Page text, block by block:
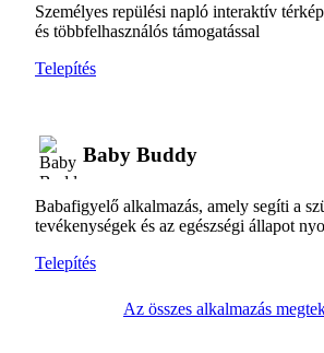
Személyes repülési napló interaktív
és többfelhasználós támogatással
Telepítés
Baby Buddy
Babafigyelő alkalmazás, amely segíti a
tevékenységek és az egészségi állapot
Telepítés
Az összes alkalmazás